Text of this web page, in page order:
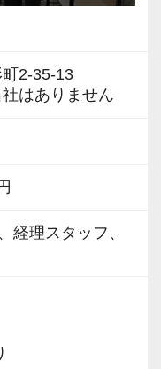
歓迎です
事務所では、事
零細企業だと税
相談、融資相談
理士法人でも契
なり自由に視聴
2-35-13
はありません
経理スタッフ、